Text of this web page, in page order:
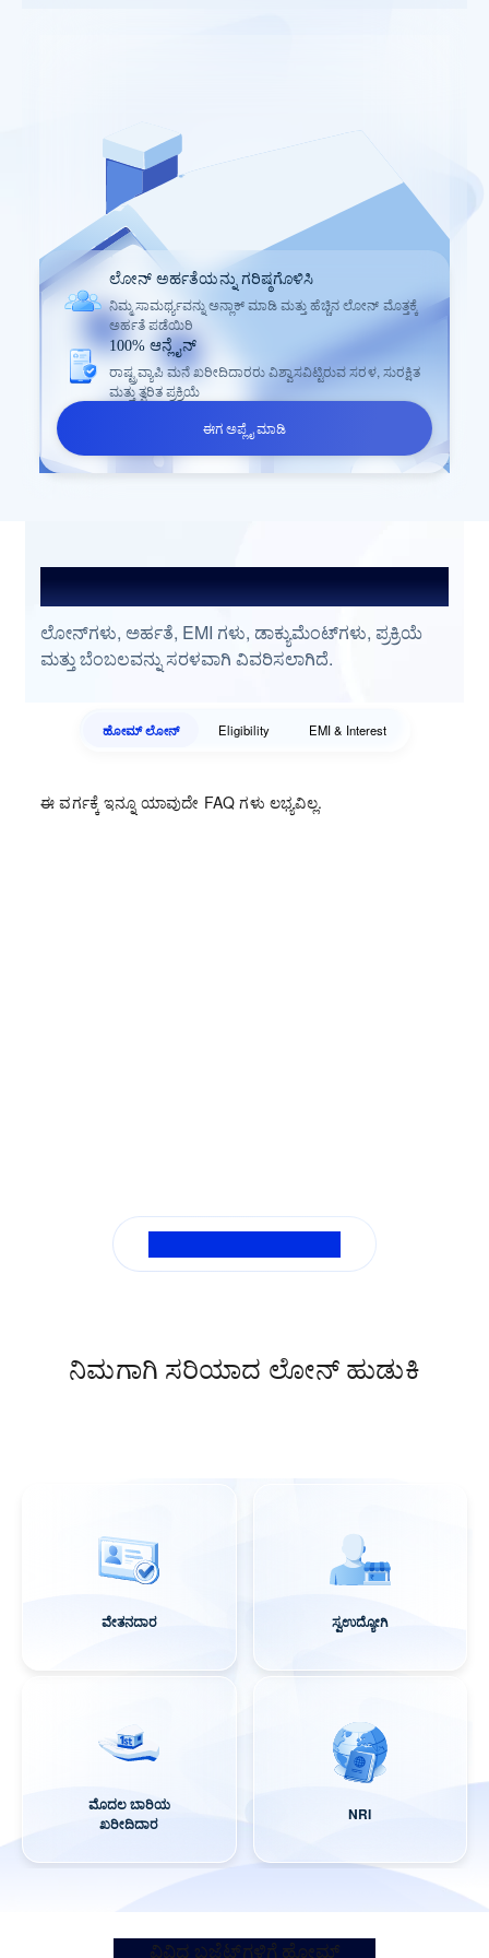
ಲೋನ್ ಅರ್ಹತೆಯನ್ನು ಗರಿಷ್ಠಗೊಳಿಸಿ
ನಿಮ್ಮ ಸಾಮರ್ಥ್ಯವನ್ನು ಅನ್ಲಾಕ್ ಮಾಡಿ ಮತ್ತು ಹೆಚ್ಚಿನ ಲೋನ್ ಮೊತ್ತಕ್ಕೆ
ಅರ್ಹತೆ ಪಡೆಯಿರಿ
100% ಆನ್ಲೈನ್
ರಾಷ್ಟ್ರವ್ಯಾಪಿ ಮನೆ ಖರೀದಿದಾರರು ವಿಶ್ವಾಸವಿಟ್ಟಿರುವ ಸರಳ, ಸುರಕ್ಷಿತ
ಮತ್ತು ತ್ವರಿತ ಪ್ರಕ್ರಿಯೆ
ಈಗ ಅಪ್ಲೈ ಮಾಡಿ
ಆಗಾಗ್ಗೆ ಕೇಳುವ ಪ್ರಶ್ನೆಗಳು
ಲೋನ್‌ಗಳು, ಅರ್ಹತೆ, EMI ಗಳು, ಡಾಕ್ಯುಮೆಂಟ್‌ಗಳು, ಪ್ರಕ್ರಿಯೆ
ಮತ್ತು ಬೆಂಬಲವನ್ನು ಸರಳವಾಗಿ ವಿವರಿಸಲಾಗಿದೆ.
ಹೋಮ್ ಲೋನ್‌ Eligibility EMI & Interest
ಈ ವರ್ಗಕ್ಕೆ ಇನ್ನೂ ಯಾವುದೇ FAQ ಗಳು ಲಭ್ಯವಿಲ್ಲ.
ನಿಮಗಾಗಿ ಸರಿಯಾದ ಲೋನ್ ಹುಡುಕಿ
ವೇತನದಾರ ಸ್ವಉದ್ಯೋಗಿ
ಮೊದಲ ಬಾರಿಯ
ಖರೀದಿದಾರ
NRI
ವಿವಿಧ ಬಜೆಟ್‌ಗಳಿಗೆ ಹೋಮ್